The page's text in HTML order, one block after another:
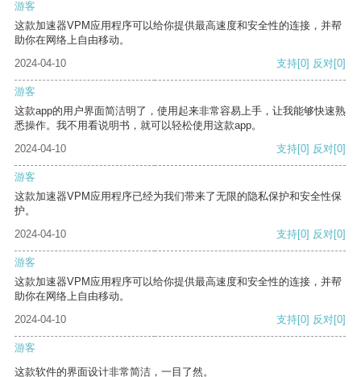
游客
这款加速器VPM应用程序可以给你提供最高速度和安全性的连接，并帮
助你在网络上自由移动。
2024-04-10
支持[0] 反对[0]
游客
这款app的用户界面简洁明了，使用起来非常容易上手，让我能够快速熟
悉操作。我不用看说明书，就可以轻松使用这款app。
2024-04-10
支持[0] 反对[0]
游客
这款加速器VPM应用程序已经为我们带来了无限的隐私保护和安全性保
护。
2024-04-10
支持[0] 反对[0]
游客
这款加速器VPM应用程序可以给你提供最高速度和安全性的连接，并帮
助你在网络上自由移动。
2024-04-10
支持[0] 反对[0]
游客
这款软件的界面设计非常简洁，一目了然。